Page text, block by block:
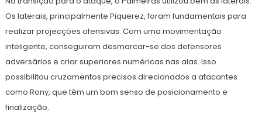
Os laterais, principalmente Piquerez, foram fundamentais para
realizar projecções ofensivas. Com uma movimentação
inteligente, conseguiram desmarcar-se dos defensores
adversários e criar superiores numéricas nas alas. Isso
possibilitou cruzamentos precisos direcionados a atacantes
como Rony, que têm um bom senso de posicionamento e
finalização.